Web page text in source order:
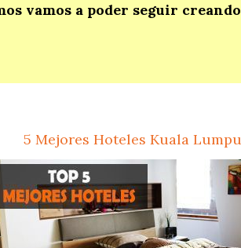
vamos a poder seguir
5 Mejores Hoteles Kuala